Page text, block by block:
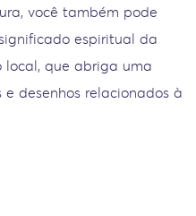
você também pode
espiritual da
local, que abriga uma
desenhos relacionados à